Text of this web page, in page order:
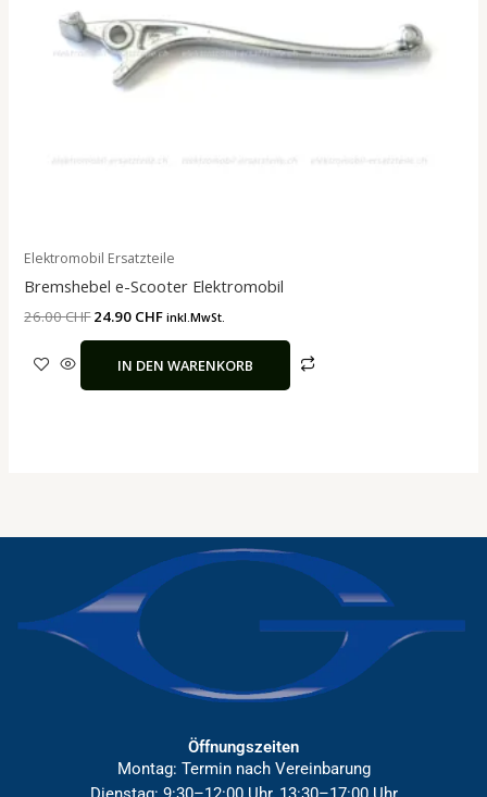
Elektromobil Ersatzteile
Bremshebel e-Scooter Elektromobil
26.00CHF24.90 CHF inkl.MwSt.
IN DEN WARENKORB
Öffnungszeiten
Montag: Termin nach Vereinbarung